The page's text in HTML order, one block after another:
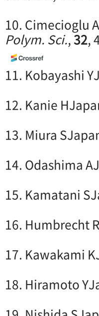
10. Cimecioglu
Polym. Sci.,32,
11. Kobayashi
12. Kanie
13. Miura
14. Odashima
15. Kamatani
16. Humbrecht
17. Kawakami
18. Hiramoto